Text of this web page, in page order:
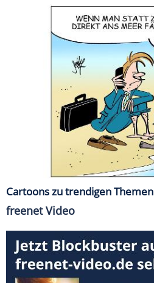
Cartoons zu trendigen Themen
freenet Video